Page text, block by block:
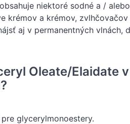
niektoré sodné a /
krémov a krémov,
aj v permanentných vlnách,
Oleate/Elaidate
glycerylmonoestery.